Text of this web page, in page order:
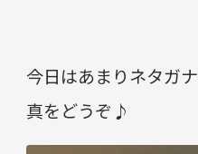
今日はあまりネタガ
真をどうぞ♪